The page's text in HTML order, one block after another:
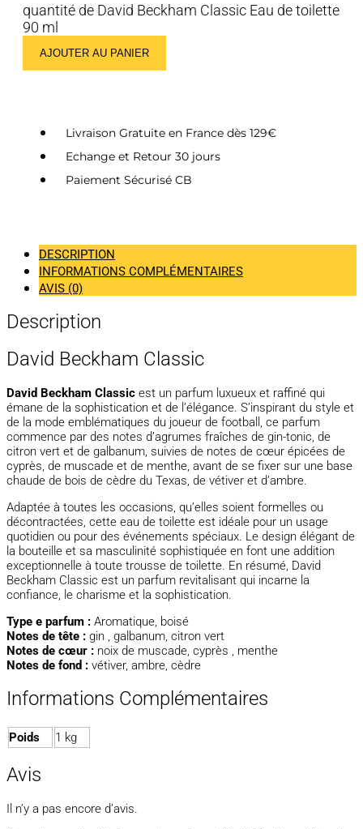
quantité de David Beckham Classic Eau de toilette
90 ml
AJOUTER AU PANIER
Livraison Gratuite en France dès 129€
Echange et Retour 30 jours
Paiement Sécurisé CB
DESCRIPTION
INFORMATIONS COMPLÉMENTAIRES
AVIS (0)
Description
David Beckham Classic
David Beckham Classic est un parfum luxueux et raffiné qui
émane de la sophistication et de l’élégance. S’inspirant du style et
de la mode emblématiques du joueur de football, ce parfum
commence par des notes d’agrumes fraîches de gin-tonic, de
citron vert et de galbanum, suivies de notes de cœur épicées de
cyprès, de muscade et de menthe, avant de se fixer sur une base
chaude de bois de cèdre du Texas, de vétiver et d’ambre.
Adaptée à toutes les occasions, qu’elles soient formelles ou
décontractées, cette eau de toilette est idéale pour un usage
quotidien ou pour des événements spéciaux. Le design élégant de
la bouteille et sa masculinité sophistiquée en font une addition
exceptionnelle à toute trousse de toilette. En résumé, David
Beckham Classic est un parfum revitalisant qui incarne la
confiance, le charisme et la sophistication.
Type e parfum : Aromatique, boisé
Notes de tête : gin , galbanum, citron vert
Notes de cœur : noix de muscade, cyprès , menthe
Notes de fond : vétiver, ambre, cèdre
Informations Complémentaires
Poids 1 kg
Avis
Il n’y a pas encore d’avis.